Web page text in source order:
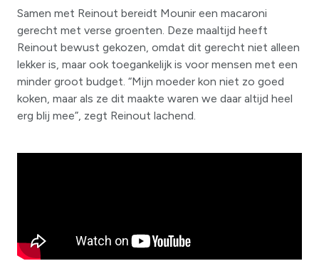
Samen met Reinout bereidt Mounir een macaroni
gerecht met verse groenten. Deze maaltijd heeft
Reinout bewust gekozen, omdat dit gerecht niet alleen
lekker is, maar ook toegankelijk is voor mensen met een
minder groot budget. “Mijn moeder kon niet zo goed
koken, maar als ze dit maakte waren we daar altijd heel
erg blij mee”, zegt Reinout lachend.